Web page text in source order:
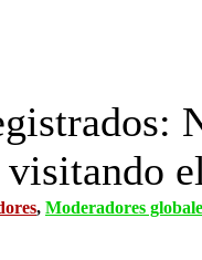
visitando
, Moderadores